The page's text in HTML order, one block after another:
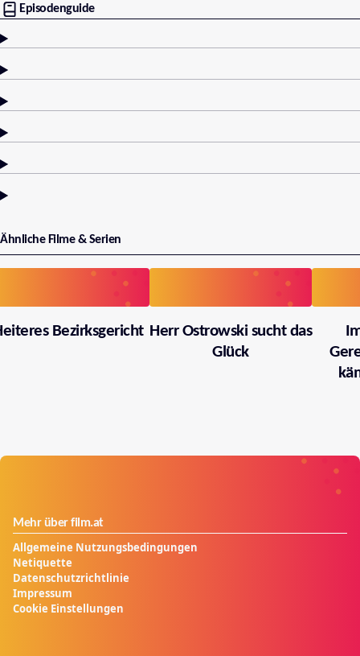
Episodenguide
Ähnliche Filme & Serien
Bezirksgericht Herr Ostrowski sucht das
Glück
Mehr über film.at
Allgemeine Nutzungsbedingungen
Netiquette
Datenschutzrichtlinie
Impressum
Cookie Einstellungen